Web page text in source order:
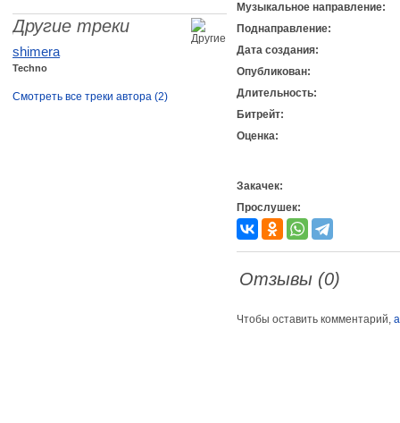
Другие треки
shimera
Techno
Смотреть все треки автора (2)
Музыкальное направление:
Поднаправление:
Дата создания:
Опубликован:
Длительность:
Битрейт:
Оценка:
Закачек:
Прослушек:
Отзывы (0)
Чтобы оставить комментарий,